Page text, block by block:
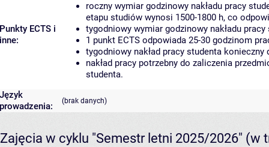
Punkty ECTS i
inne:
roczny wymiar godzinowy nakładu pracy
etapu studiów wynosi 1500-1800 h, co
tygodniowy wymiar godzinowy nakładu
1 punkt ECTS odpowiada 25-30 godzinom
tygodniowy nakład pracy studenta
nakład pracy potrzebny do zaliczenia
studenta.
Język
prowadzenia:
(brak danych)
Zajęcia w cyklu "Semestr letni 2025/2026" (w